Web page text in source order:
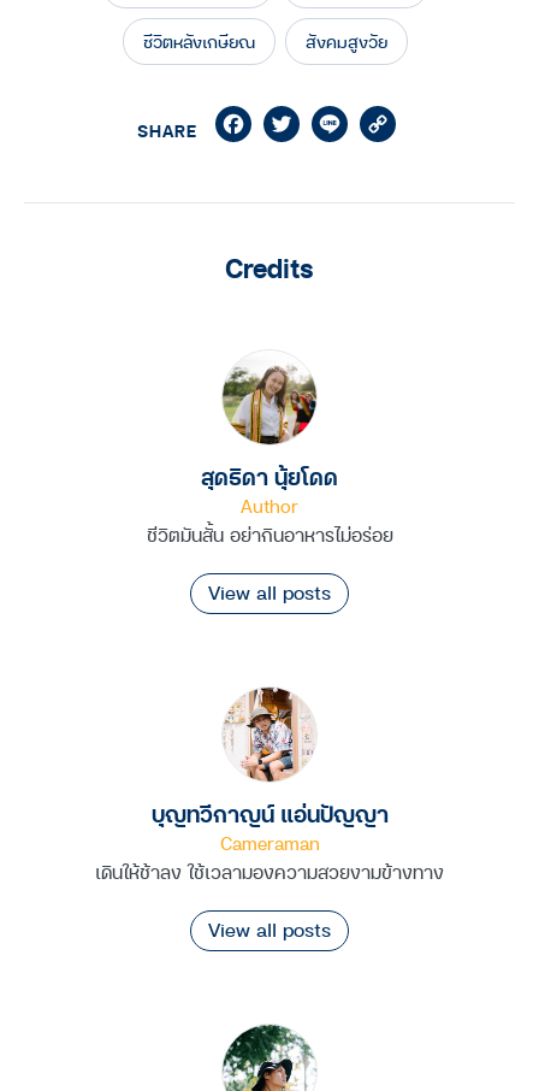
ชีวิตหลังเกษียณ สังคมสูงวัย
SHARE FacebookTwitterLine
Credits
สุดธิดา นุ้ยโดด
Author
ชีวิตมันสั้น อย่ากินอาหารไม่อร่อย
View all posts
บุญทวีกาญน์ แอ่นปัญญา
Cameraman
เดินให้ช้าลง ใช้เวลามองความสวยงามข้างทาง
View all posts